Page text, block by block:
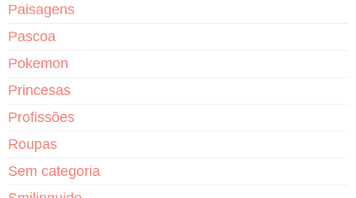
Paisagens
Pascoa
Pokemon
Princesas
Profissões
Roupas
Sem categoria